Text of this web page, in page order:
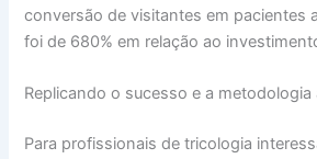
conversão de visitantes em pacientes
foi de 680% em relação ao
Replicando o sucesso e a metodologia
Para profissionais de tricologia